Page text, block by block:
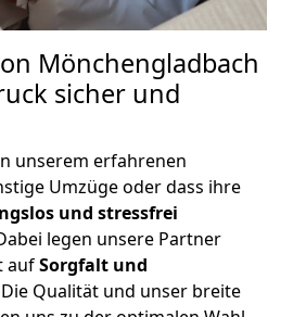
Mönchengladbach
sicher und
unserem erfahrenen
Umzüge oder dass ihre
und stressfrei
legen unsere Partner
aufSorgfalt und
Die Qualität und unser breite